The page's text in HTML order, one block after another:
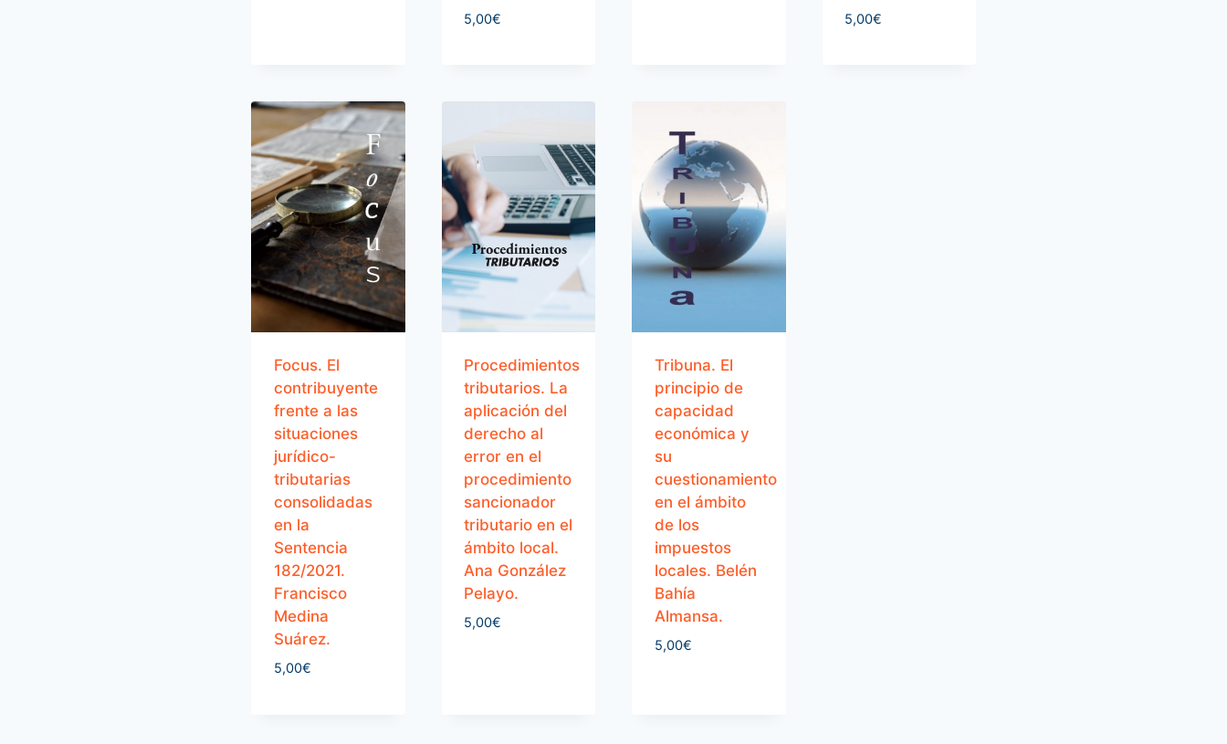
5,00€ 5,00€
Focus. El
contribuyente
frente a las
situaciones
jurídico-
tributarias
consolidadas
en la
Sentencia
182/2021.
Francisco
Medina
Suárez.
5,00€
Procedimientos
tributarios. La
aplicación del
derecho al
error en el
procedimiento
sancionador
tributario en el
ámbito local.
Ana González
Pelayo.
5,00€
Tribuna. El
principio de
capacidad
económica y
su
cuestionamiento
en el ámbito
de los
impuestos
locales. Belén
Bahía
Almansa.
5,00€